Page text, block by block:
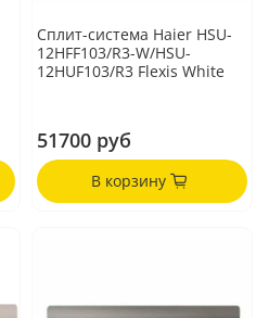
Сплит-система Haier HSU-
12HFF103/R3-W/HSU-
12HUF103/R3 Flexis White
51700 руб
В корзину